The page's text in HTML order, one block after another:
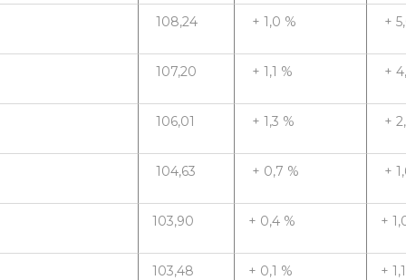
108,24 + 1,0 % +
107,20 + 1,1 % +
106,01 + 1,3 % +
104,63 + 0,7 % +
103,90 + 0,4 % +
103,48 + 0,1 % +